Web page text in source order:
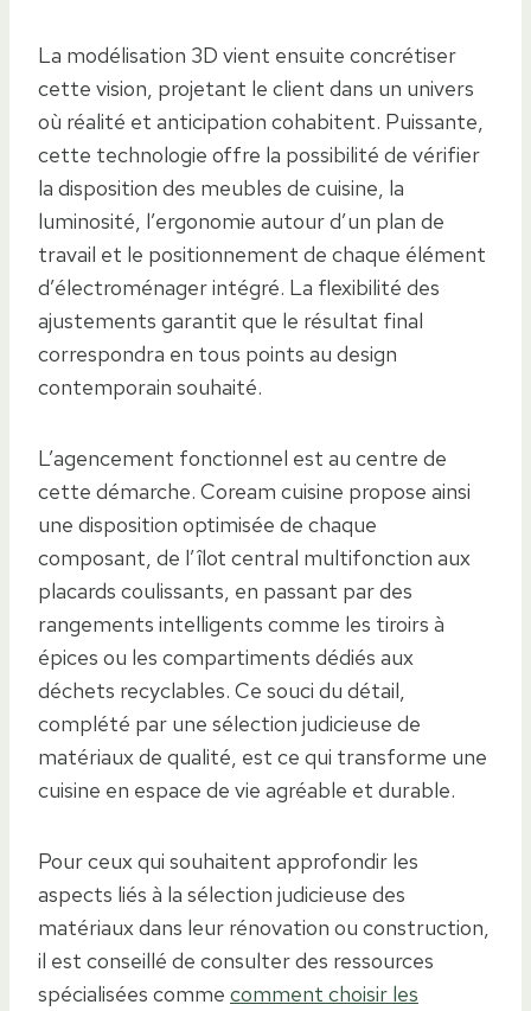
La modélisation 3D vient ensuite concrétiser
cette vision, projetant le client dans un univers
où réalité et anticipation cohabitent. Puissante,
cette technologie offre la possibilité de vérifier
la disposition des meubles de cuisine, la
luminosité, l’ergonomie autour d’un plan de
travail et le positionnement de chaque élément
d’électroménager intégré. La flexibilité des
ajustements garantit que le résultat final
correspondra en tous points au design
contemporain souhaité.
L’agencement fonctionnel est au centre de
cette démarche. Coream cuisine propose ainsi
une disposition optimisée de chaque
composant, de l’îlot central multifonction aux
placards coulissants, en passant par des
rangements intelligents comme les tiroirs à
épices ou les compartiments dédiés aux
déchets recyclables. Ce souci du détail,
complété par une sélection judicieuse de
matériaux de qualité, est ce qui transforme une
cuisine en espace de vie agréable et durable.
Pour ceux qui souhaitent approfondir les
aspects liés à la sélection judicieuse des
matériaux dans leur rénovation ou construction,
il est conseillé de consulter des ressources
spécialisées comme comment choisir les